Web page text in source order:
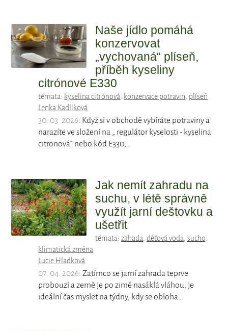
Naše jídlo pomáhá
konzervovat
„vychovaná“ plíseň,
příběh kyseliny
citrónové E330
témata: kyselina citrónová, konzervace potravin, plíseň
Lenka Kadlíková
30. 03. 2026: Když si v obchodě vybíráte potraviny a
narazíte ve složení na „ regulátor kyselosti - kyselina
citronová“ nebo kód E330,…
Jak nemít zahradu na
suchu, v létě správně
využít jarní deštovku a
ušetřit
témata: zahada, děťová voda, sucho,
klimatická změna
Lucie Hladková
07. 04. 2026: Zatímco se jarní zahrada teprve
probouzí a země je po zimě nasáklá vláhou, je
ideální čas myslet na týdny, kdy se obloha…